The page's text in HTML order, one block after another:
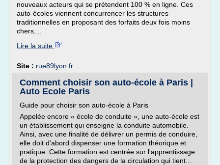
nouveaux acteurs qui se prétendent 100 % en ligne. Ces
auto-écoles viennent concurrencer les structures
traditionnelles en proposant des forfaits deux fois moins
chers....
Lire la suite
Site : rue89lyon.fr
Comment choisir son auto-école à Paris |
Auto Ecole Paris
Guide pour choisir son auto-école à Paris
Appelée encore « école de conduite », une auto-école est
un établissement qui enseigne la conduite automobile.
Ainsi, avec une finalité de délivrer un permis de conduire,
elle doit d'abord dispenser une formation théorique et
pratique. Cette formation est centrée sur l'apprentissage
de la protection des dangers de la circulation qui tient...